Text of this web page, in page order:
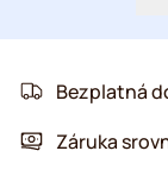
Bezplatná
Záruka